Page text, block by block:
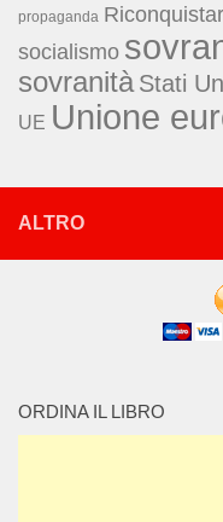
propaganda
socialismo
sovranità Stati
UE Unione
ALTRO
ORDINA IL LIBRO